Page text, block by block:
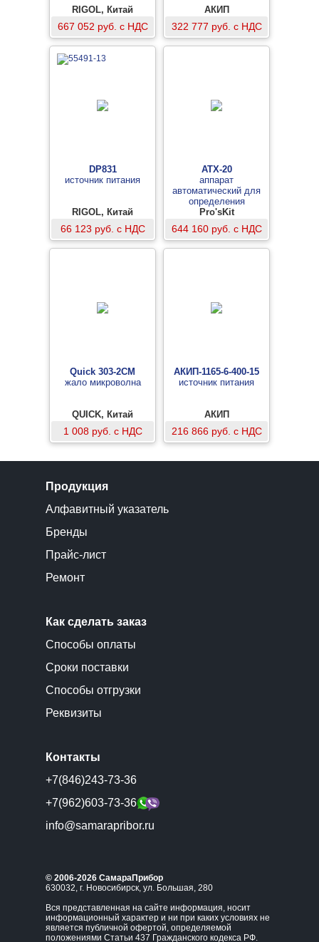
RIGOL, Китай
667 052 руб. с НДС
АКИП
322 777 руб. с НДС
DP831
источник питания
RIGOL, Китай
66 123 руб. с НДС
АТХ-20
аппарат
автоматический для
определения
температуры хрупкости
нефтебитумов
Pro'sKit
644 160 руб. с НДС
Quick 303-2CM
жало микроволна
QUICK, Китай
1 008 руб. с НДС
АКИП-1165-6-400-15
источник питания
АКИП
216 866 руб. с НДС
Продукция
Алфавитный указатель
Бренды
Прайс-лист
Ремонт
Как сделать заказ
Способы оплаты
Сроки поставки
Способы отгрузки
Реквизиты
Контакты
+7(846)243-73-36
+7(962)603-73-36
info@samarapribor.ru
© 2006-2026 СамараПрибор
630032, г. Новосибирск, ул. Большая, 280
Вся представленная на сайте информация, носит
информационный характер и ни при каких условиях не
является публичной офертой, определяемой
положениями Статьи 437 Гражданского кодекса РФ.